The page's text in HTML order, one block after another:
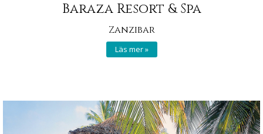
Baraza Resort & Spa
Zanzibar
Läs mer »